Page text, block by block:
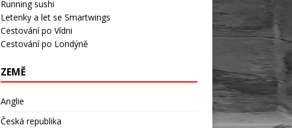
Running sushi
Letenky a let se Smartwings
Cestování po Vídni
Cestování po Londýně
ZEMĚ
Anglie
Česká republika